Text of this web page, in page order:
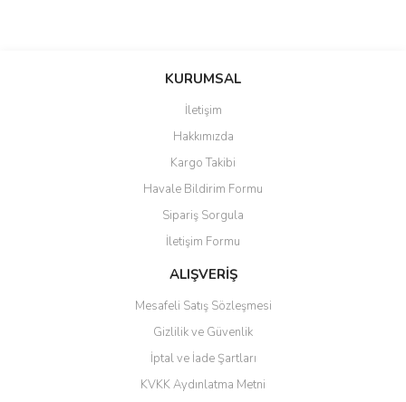
Bu ürüne ilk yorumu siz yapın!
güzel paketlenmiş ama yanında
ile 24 izlenmektedir diye küçük
bir tabela olsa daha hoş
hızlı güvenli bir alışveriş oldu
Yalçın Kaya | 20/06/2026
ahmet yiğit | 29/04/2026
KURUMSAL
İletişim
Hakkımızda
Kargo Takibi
Havale Bildirim Formu
Sipariş Sorgula
İletişim Formu
ALIŞVERİŞ
Mesafeli Satış Sözleşmesi
Gizlilik ve Güvenlik
İptal ve İade Şartları
KVKK Aydınlatma Metni